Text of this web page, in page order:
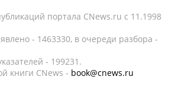
портала CNews.ru c 11.1998
- 1463330, в очереди разбора -
- 199231.
книги CNews - book@cnews.ru